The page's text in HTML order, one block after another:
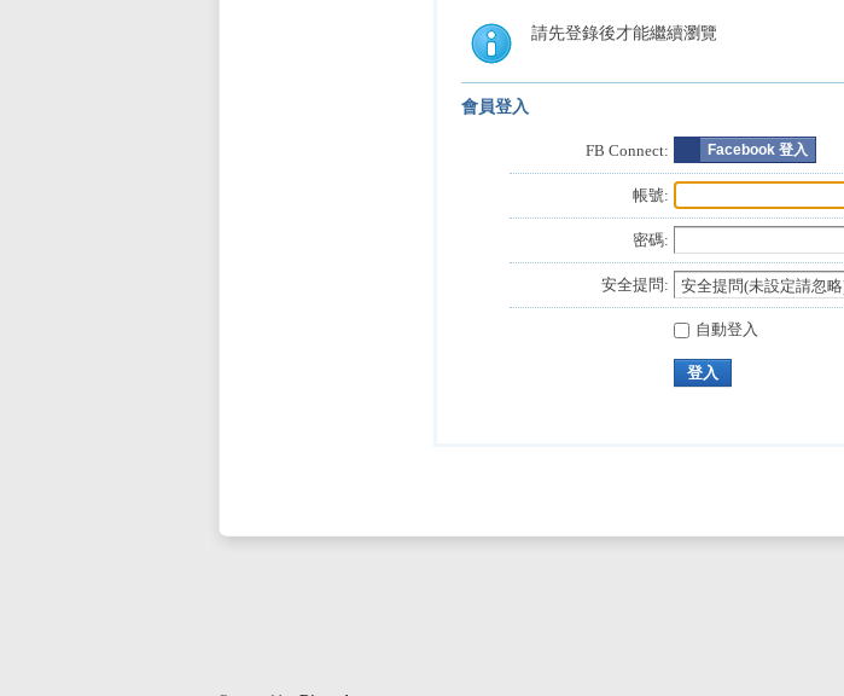
請先登錄後才能繼續瀏覽
會員登入
FB Connect: Facebook 登入
帳號:
密碼:
安全提問:
自動登入
登入